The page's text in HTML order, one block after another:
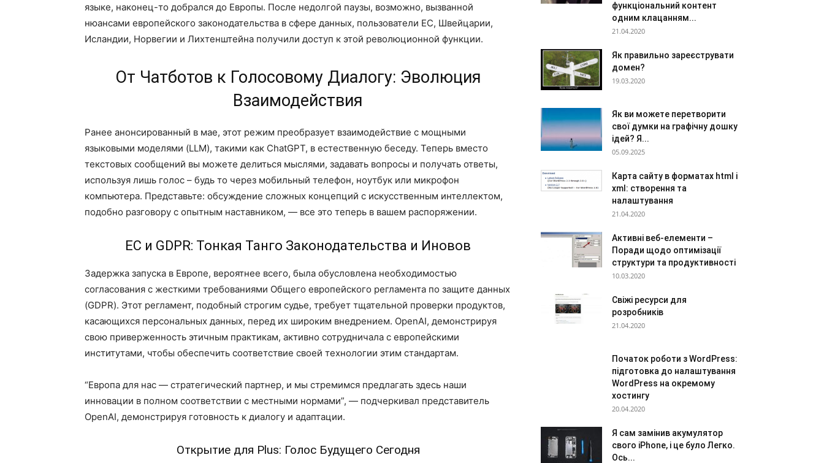
языке, наконец-то добрался до Европы. После недолгой паузы, возможно, вызванной
нюансами европейского законодательства в сфере данных, пользователи ЕС, Швейцарии,
Исландии, Норвегии и Лихтенштейна получили доступ к этой революционной функции.
От Чатботов к Голосовому Диалогу: Эволюция
Взаимодействия
Ранее анонсированный в мае, этот режим преобразует взаимодействие с мощными
языковыми моделями (LLM), такими как ChatGPT, в естественную беседу. Теперь вместо
текстовых сообщений вы можете делиться мыслями, задавать вопросы и получать ответы,
используя лишь голос – будь то через мобильный телефон, ноутбук или микрофон
компьютера. Представьте: обсуждение сложных концепций с искусственным интеллектом,
подобно разговору с опытным наставником, — все это теперь в вашем распоряжении.
ЕС и GDPR: Тонкая Танго Законодательства и Иновов
Задержка запуска в Европе, вероятнее всего, была обусловлена необходимостью
согласования с жесткими требованиями Общего европейского регламента по защите данных
(GDPR). Этот регламент, подобный строгим судье, требует тщательной проверки продуктов,
касающихся персональных данных, перед их широким внедрением. OpenAI, демонстрируя
свою приверженность этичным практикам, активно сотрудничала с европейскими
институтами, чтобы обеспечить соответствие своей технологии этим стандартам.
“Европа для нас — стратегический партнер, и мы стремимся предлагать здесь наши
инновации в полном соответствии с местными нормами”, — подчеркивал представитель
OpenAI, демонстрируя готовность к диалогу и адаптации.
Открытие для Plus: Голос Будущего Сегодня
функціональний контент
одним клацанням...
21.04.2020
Як правильно зареєструвати
домен?
19.03.2020
Як ви можете перетворити
свої думки на графічну дошку
ідей? Я...
05.09.2025
Карта сайту в форматах html і
xml: створення та
налаштування
21.04.2020
Активні веб-елементи –
Поради щодо оптимізації
структури та продуктивності
10.03.2020
Свіжі ресурси для
розробників
21.04.2020
Початок роботи з WordPress:
підготовка до налаштування
WordPress на окремому
хостингу
20.04.2020
Я сам замінив акумулятор
свого iPhone, і це було Легко.
Ось...